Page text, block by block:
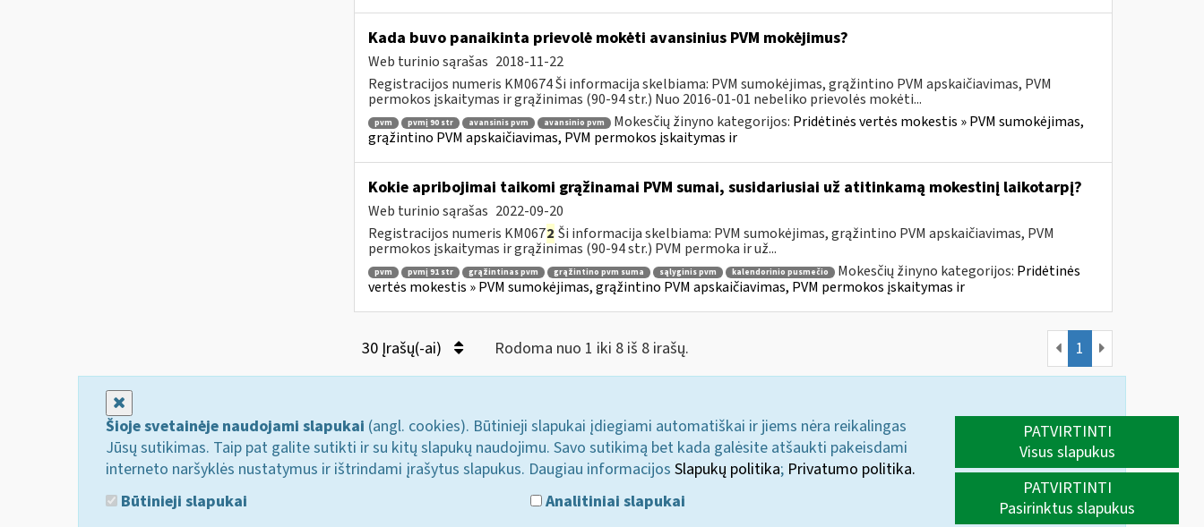
Kada buvo panaikinta prievolė mokėti avansinius PVM mokėjimus?
Web turinio sąrašas 2018-11-22
Registracijos numeris KM0674 Ši informacija skelbiama: PVM sumokėjimas, grąžintino PVM apskaičiavimas, PVM
permokos įskaitymas ir grąžinimas (90-94 str.) Nuo 2016-01-01 nebeliko prievolės mokėti...
pvm pvmį 90 str avansinis pvm avansinio pvm Mokesčių žinyno kategorijos: Pridėtinės vertės mokestis » PVM sumokėjimas,
grąžintino PVM apskaičiavimas, PVM permokos įskaitymas ir
Kokie apribojimai taikomi grąžinamai PVM sumai, susidariusiai už atitinkamą mokestinį laikotarpį?
Web turinio sąrašas 2022-09-20
Registracijos numeris KM0672 Ši informacija skelbiama: PVM sumokėjimas, grąžintino PVM apskaičiavimas, PVM
permokos įskaitymas ir grąžinimas (90-94 str.) PVM permoka ir už...
pvm pvmį 91 str grąžintinas pvm grąžintino pvm suma sąlyginis pvm kalendorinio pusmečio Mokesčių žinyno kategorijos: Pridėtinės
vertės mokestis » PVM sumokėjimas, grąžintino PVM apskaičiavimas, PVM permokos įskaitymas ir
30 Įrašų(-ai) Rodoma nuo 1 iki 8 iš 8 irašų. 1
Šioje svetainėje naudojami slapukai (angl. cookies). Būtinieji slapukai įdiegiami automatiškai ir jiems nėra reikalingas
Jūsų sutikimas. Taip pat galite sutikti ir su kitų slapukų naudojimu. Savo sutikimą bet kada galėsite atšaukti pakeisdami
interneto naršyklės nustatymus ir ištrindami įrašytus slapukus. Daugiau informacijos Slapukų politika; Privatumo politika.
Būtinieji slapukai
Analitiniai slapukai
PATVIRTINTI
Visus slapukus
PATVIRTINTI
Pasirinktus slapukus